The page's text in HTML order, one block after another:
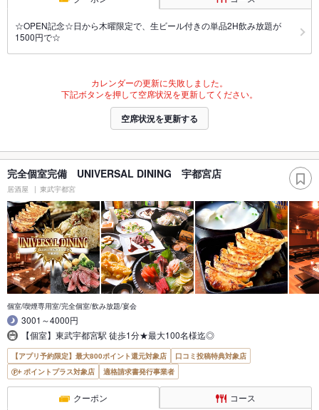
☆OPEN記念☆日から木曜限定で、生ビール付きの単品2H飲み放題が
1500円で☆
カレンダーの更新に失敗しました。
下記ボタンを押して空席状況を更新してください。
空席状況を更新する
完全個室完備 UNIVERSAL DINING 宇都宮店
居酒屋 東武宇都宮
個室/喫煙専用室/完全個室/飲み放題/宴会
3001～4000円
【個室】東武宇都宮駅 徒歩1分★最大100名様迄◎
【アプリ予約限定】最大800ポイント還元対象店
口コミ投稿特典対象店
ポイントプラス対象店
適格請求書発行事業者
クーポン コース